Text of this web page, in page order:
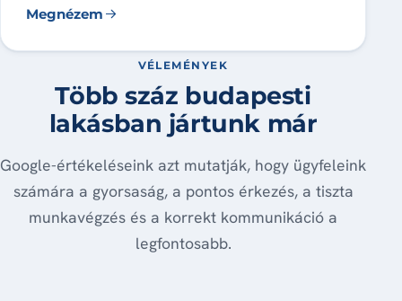
Megnézem
VÉLEMÉNYEK
Több száz budapesti
lakásban jártunk már
Google-értékeléseink azt mutatják, hogy ügyfeleink
számára a gyorsaság, a pontos érkezés, a tiszta
munkavégzés és a korrekt kommunikáció a
legfontosabb.